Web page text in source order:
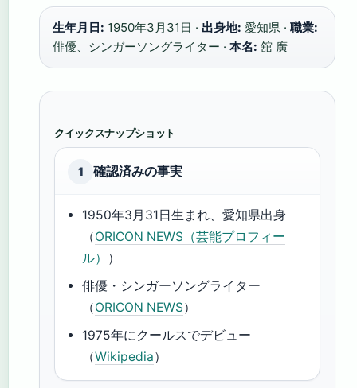
生年月日: 1950年3月31日 · 出身地: 愛知県 · 職業:
俳優、シンガーソングライター · 本名: 舘 廣
クイックスナップショット
1 確認済みの事実
1950年3月31日生まれ、愛知県出身
（ORICON NEWS（芸能プロフィー
ル） ）
俳優・シンガーソングライター
（ORICON NEWS）
1975年にクールスでデビュー
（Wikipedia）